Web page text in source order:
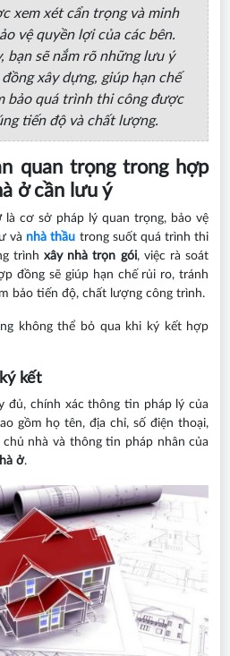
xem xét cẩn trọng và minh
vệ quyền lợi của các bên.
bạn sẽ nắm rõ những lưu ý
xây dựng, giúp hạn chế
bảo quá trình thi công được
tiến độ và chất lượng.
quan trọng trong hợp
ở cần lưu ý
là cơ sở pháp lý quan trọng, bảo vệ
và nhà thầu trong suốt quá trình thi
trìnhxây nhà trọn gói, việc rà soát
đồng sẽ giúp hạn chế rủi ro, tránh
bảo tiến độ, chất lượng công trình.
không thể bỏ qua khi ký kết hợp
kết
đủ, chính xác thông tin pháp lý của
gồm họ tên, địa chỉ, số điện thoại,
nhà và thông tin pháp nhân của
ở.